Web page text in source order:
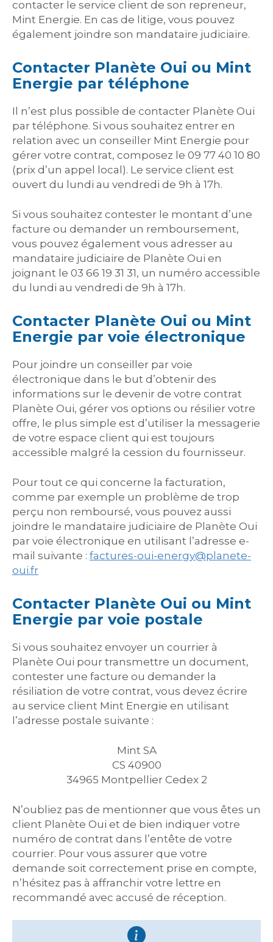
contacter le service client de son repreneur,
Mint Energie. En cas de litige, vous pouvez
également joindre son mandataire judiciaire.
Contacter Planète Oui ou Mint
Energie par téléphone
Il n’est plus possible de contacter Planète Oui
par téléphone. Si vous souhaitez entrer en
relation avec un conseiller Mint Energie pour
gérer votre contrat, composez le 09 77 40 10 80
(prix d’un appel local). Le service client est
ouvert du lundi au vendredi de 9h à 17h.
Si vous souhaitez contester le montant d’une
facture ou demander un remboursement,
vous pouvez également vous adresser au
mandataire judiciaire de Planète Oui en
joignant le 03 66 19 31 31, un numéro accessible
du lundi au vendredi de 9h à 17h.
Contacter Planète Oui ou Mint
Energie par voie électronique
Pour joindre un conseiller par voie
électronique dans le but d’obtenir des
informations sur le devenir de votre contrat
Planète Oui, gérer vos options ou résilier votre
offre, le plus simple est d’utiliser la messagerie
de votre espace client qui est toujours
accessible malgré la cession du fournisseur.
Pour tout ce qui concerne la facturation,
comme par exemple un problème de trop
perçu non remboursé, vous pouvez aussi
joindre le mandataire judiciaire de Planète Oui
par voie électronique en utilisant l’adresse e-
mail suivante : factures-oui-energy@planete-
oui.fr
Contacter Planète Oui ou Mint
Energie par voie postale
Si vous souhaitez envoyer un courrier à
Planète Oui pour transmettre un document,
contester une facture ou demander la
résiliation de votre contrat, vous devez écrire
au service client Mint Energie en utilisant
l’adresse postale suivante :
Mint SA
CS 40900
34965 Montpellier Cedex 2
N’oubliez pas de mentionner que vous êtes un
client Planète Oui et de bien indiquer votre
numéro de contrat dans l’entête de votre
courrier. Pour vous assurer que votre
demande soit correctement prise en compte,
n’hésitez pas à affranchir votre lettre en
recommandé avec accusé de réception.